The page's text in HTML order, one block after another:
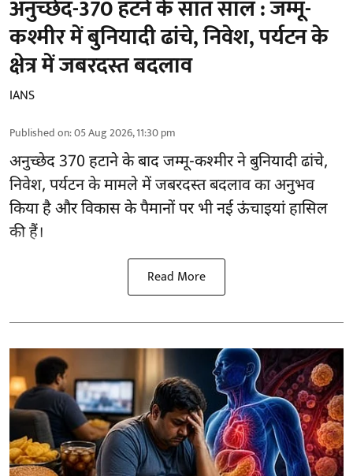
अनुच्छेद-370 हटने के सात साल : जम्मू-
कश्मीर में बुनियादी ढांचे, निवेश, पर्यटन के
क्षेत्र में जबरदस्त बदलाव
IANS
Published on:05 Aug 2026, 11:30 pm
अनुच्छेद 370 हटाने के बादजम्मू-कश्मीर ने बुनियादी ढांचे,
निवेश, पर्यटन के मामले में जबरदस्त बदलाव का अनुभव
किया है और विकास के पैमानों पर भी नई ऊंचाइयां हासिल
की हैं।
Read More